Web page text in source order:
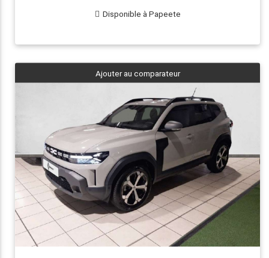
Disponible à Papeete
Ajouter au comparateur